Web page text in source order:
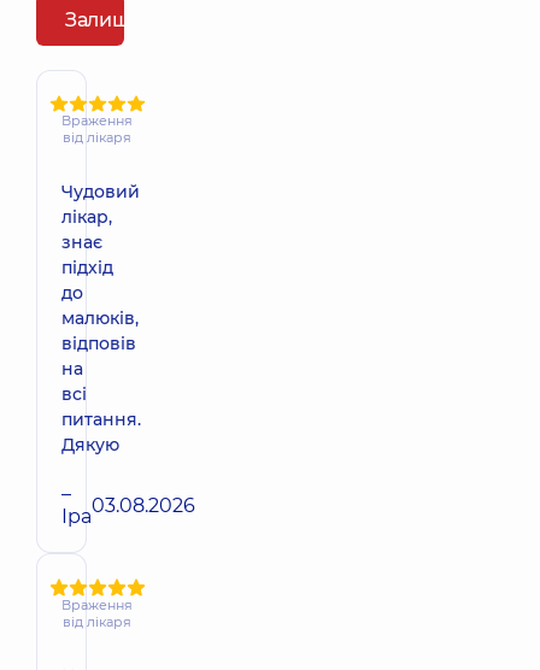
Залишити відгук
Враження
від лікаря
Чудовий
лікар,
знає
підхід
до
малюків,
відповів
на
всі
питання.
Дякую
–
Іра03.08.2026
Враження
від лікаря